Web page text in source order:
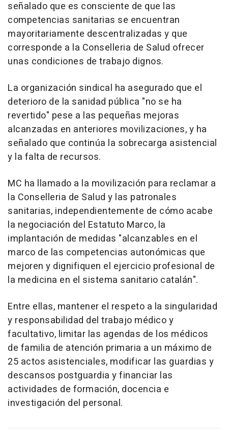
señalado que es consciente de que las
competencias sanitarias se encuentran
mayoritariamente descentralizadas y que
corresponde a la Conselleria de Salud ofrecer
unas condiciones de trabajo dignos.
La organización sindical ha asegurado que el
deterioro de la sanidad pública "no se ha
revertido" pese a las pequeñas mejoras
alcanzadas en anteriores movilizaciones, y ha
señalado que continúa la sobrecarga asistencial
y la falta de recursos.
MC ha llamado a la movilización para reclamar a
la Conselleria de Salud y las patronales
sanitarias, independientemente de cómo acabe
la negociación del Estatuto Marco, la
implantación de medidas "alcanzables en el
marco de las competencias autonómicas que
mejoren y dignifiquen el ejercicio profesional de
la medicina en el sistema sanitario catalán".
Entre ellas, mantener el respeto a la singularidad
y responsabilidad del trabajo médico y
facultativo, limitar las agendas de los médicos
de familia de atención primaria a un máximo de
25 actos asistenciales, modificar las guardias y
descansos postguardia y financiar las
actividades de formación, docencia e
investigación del personal.